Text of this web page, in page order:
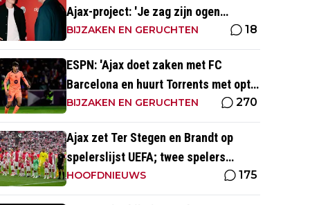
Ajax-project: 'Je zag zijn ogen
gewoon oplichten'
BIJZAKEN EN GERUCHTEN 18
ESPN: 'Ajax doet zaken met FC
Barcelona en huurt Torrents met optie
tot koop'
BIJZAKEN EN GERUCHTEN 270
Ajax zet Ter Stegen en Brandt op
spelerslijst UEFA; twee spelers
daardoor van de lijst
HOOFDNIEUWS 175